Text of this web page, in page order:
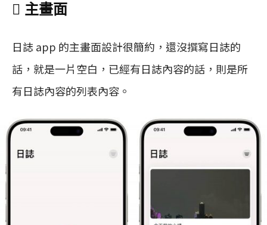
 主畫面
日誌 app 的主畫面設計很簡約，還沒撰寫日誌的
話，就是一片空白，已經有日誌內容的話，則是所
有日誌內容的列表內容。